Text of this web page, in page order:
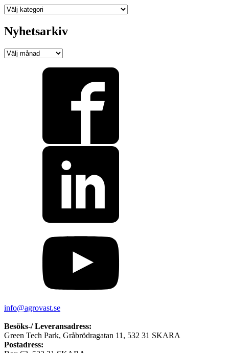
Programnyheter
Nyhetsarkiv
Nyhetsarkiv
info@agrovast.se
Besöks-/ Leveransadress:
Green Tech Park, Gråbrödragatan 11, 532 31 SKARA
Postadress: